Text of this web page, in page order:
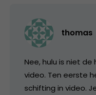
thomas
Nee, hulu is niet de
video. Ten eerste
schifting in video.